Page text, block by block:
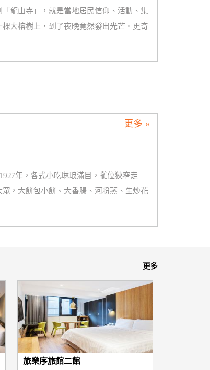
龍山寺」，就是當地居民信仰、活動、集
大榕樹上，到了夜晚竟然發出光芒。更奇
更多 »
年，各式小吃琳琅滿目，攤位狹窄走
，大餅包小餅、大香腸、河粉蒸、生炒花
更多
旅樂序旅館二館